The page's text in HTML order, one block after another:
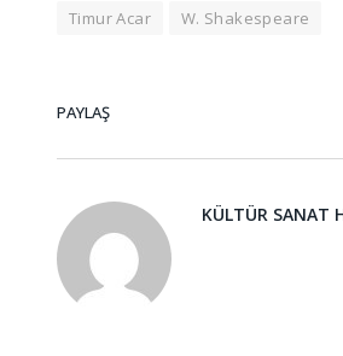
Timur Acar
W. Shakespeare
PAYLAŞ
KÜLTÜR SANAT